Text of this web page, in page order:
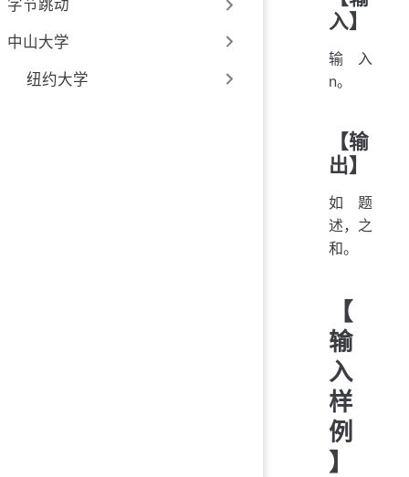
字节跳动
中山大学
纽约大学
入】
输入
n。
【输
出】
如题
述，之
和。
【
输
入
样
例
】